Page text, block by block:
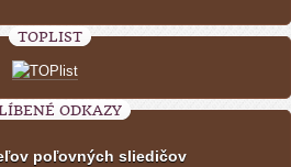
TOPLIST
ODKAZY
poľovných sliedičov